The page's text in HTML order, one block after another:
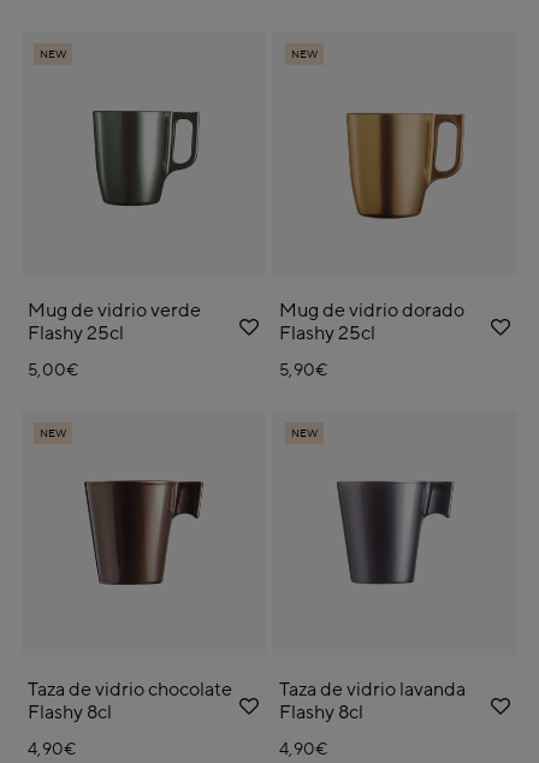
NEW
Mug de vidrio verde
Flashy 25cl
5,00€
NEW
Mug de vidrio dorado
Flashy 25cl
5,90€
NEW
Taza de vidrio chocolate
Flashy 8cl
4,90€
NEW
Taza de vidrio lavanda
Flashy 8cl
4,90€